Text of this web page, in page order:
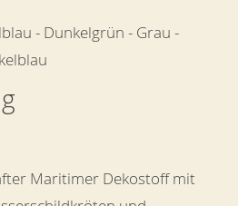
- Dunkelgrün - Grau -
Maritimer Dekostoff mit